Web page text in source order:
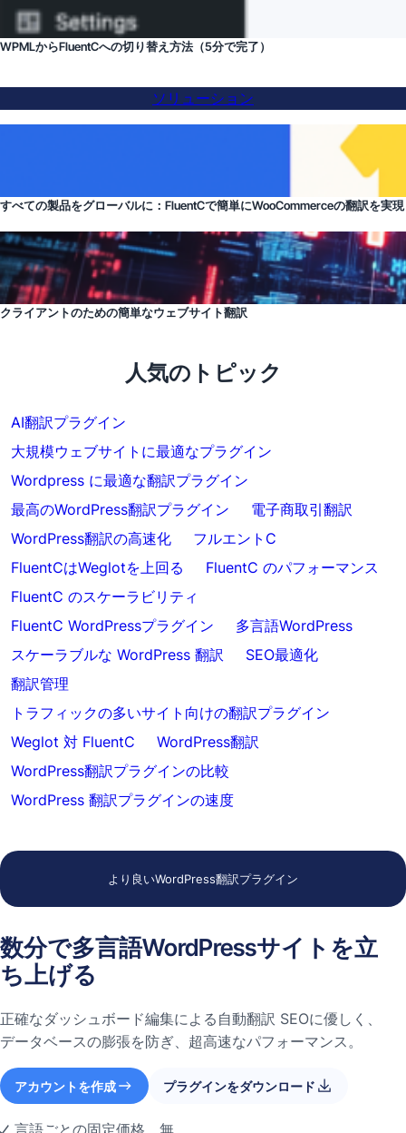
WPMLからFluentCへの切り替え方法（5分で完了）
ソリューション
すべての製品をグローバルに：FluentCで簡単にWooCommerceの翻訳を実現
クライアントのための簡単なウェブサイト翻訳
人気のトピック
AI翻訳プラグイン
大規模ウェブサイトに最適なプラグイン
Wordpress に最適な翻訳プラグイン
最高のWordPress翻訳プラグイン
電子商取引翻訳
WordPress翻訳の高速化
フルエントC
FluentCはWeglotを上回る
FluentC のパフォーマンス
FluentC のスケーラビリティ
FluentC WordPressプラグイン
多言語WordPress
スケーラブルな WordPress 翻訳
SEO最適化
翻訳管理
トラフィックの多いサイト向けの翻訳プラグイン
Weglot 対 FluentC
WordPress翻訳
WordPress翻訳プラグインの比較
WordPress 翻訳プラグインの速度
より良いWordPress翻訳プラグイン
数分で多言語WordPressサイトを立
ち上げる
正確なダッシュボード編集による自動翻訳 SEOに優しく、
データベースの膨張を防ぎ、超高速なパフォーマンス。
アカウントを作成 プラグインをダウンロード